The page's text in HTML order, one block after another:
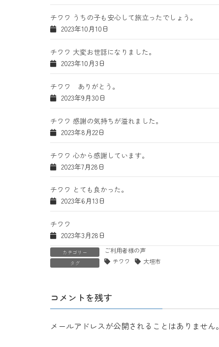
チワワ うちの子も安心して旅立ったでしょう。
2023年10月10日
チワワ 大変お世話になりました。
2023年10月3日
チワワ ありがとう。
2023年9月30日
チワワ 感謝の気持ちが溢れました。
2023年8月22日
チワワ 心から感謝しています。
2023年7月28日
チワワ とても良かった。
2023年6月13日
チワワ
2023年3月28日
カテゴリー ご利用者様の声
タグ チワワ 大垣市
コメントを残す
メールアドレスが公開されることはありません。